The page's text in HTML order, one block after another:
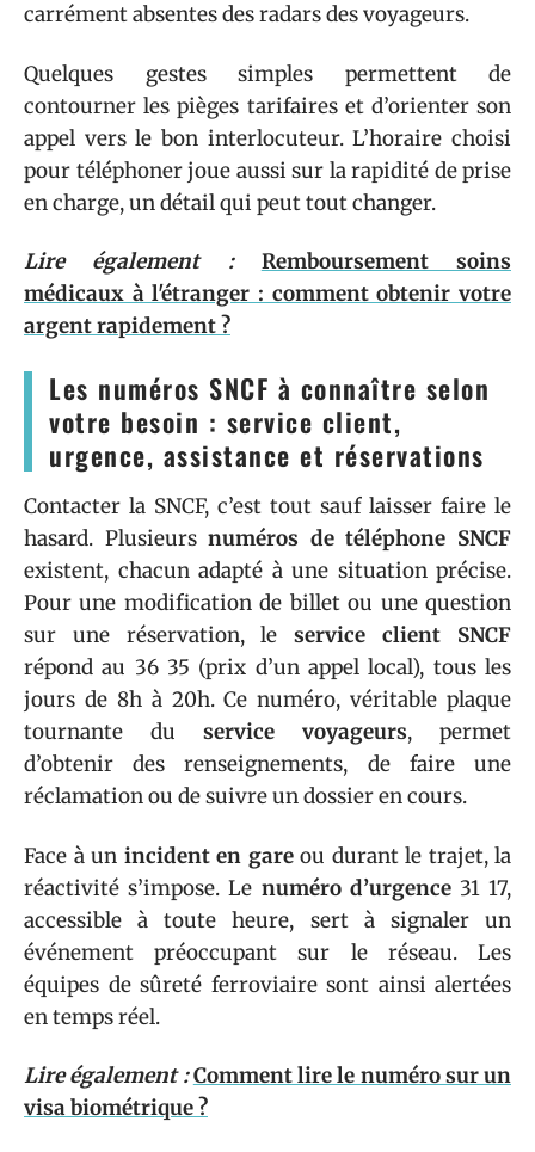
carrément absentes des radars des voyageurs.
Quelques gestes simples permettent de
contourner les pièges tarifaires et d’orienter son
appel vers le bon interlocuteur. L’horaire choisi
pour téléphoner joue aussi sur la rapidité de prise
en charge, un détail qui peut tout changer.
Lire également :
Remboursement soins
médicaux à l'étranger : comment obtenir votre
argent rapidement ?
Les numéros SNCF à connaître selon
votre besoin : service client,
urgence, assistance et réservations
Contacter la SNCF, c’est tout sauf laisser faire le
hasard. Plusieursnuméros de téléphone SNCF
existent, chacun adapté à une situation précise.
Pour une modification de billet ou une question
sur une réservation, leservice client SNCF
répond au 36 35 (prix d’un appel local), tous les
jours de 8h à 20h. Ce numéro, véritable plaque
tournante du service voyageurs, permet
d’obtenir des renseignements, de faire une
réclamation ou de suivre un dossier en cours.
Face à un incident en gareou durant le trajet, la
réactivité s’impose. Le numéro d’urgence31 17,
accessible à toute heure, sert à signaler un
événement préoccupant sur le réseau. Les
équipes de sûreté ferroviaire sont ainsi alertées
en temps réel.
Lire également : Comment lire le numéro sur un
visa biométrique ?